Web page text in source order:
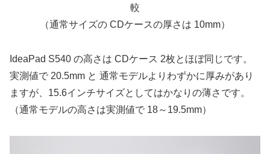
較
（通常サイズの CDケースの厚さは 10mm）
IdeaPad S540 の高さは CDケース 2枚とほぼ同じです。
実測値で 20.5mm と 通常モデルよりわずかに厚みがあり
ますが、15.6インチサイズとしてはかなりの薄さです。
（通常モデルの高さは実測値で 18～19.5mm）